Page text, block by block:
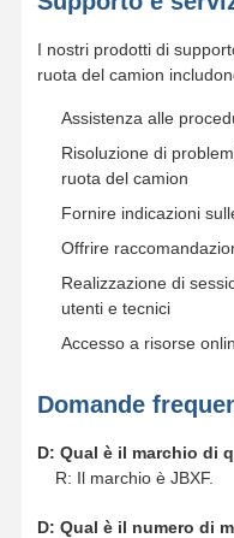
I nostri prodotti di
ruota del camion
Assistenza alle
Risoluzione di
ruota del camion
Fornire indicazioni
Offrire
Realizzazione di
utenti e tecnici
Accesso a risorse
Domande
D: Qual è il marchio di
R: Il marchio è JBXF.
D: Qual è il numero di